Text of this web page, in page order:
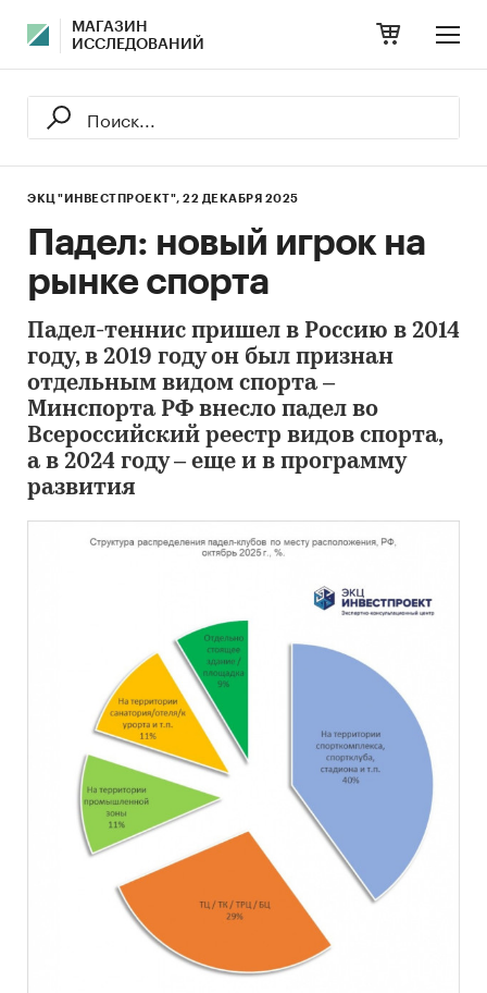
МАГАЗИН
ИССЛЕДОВАНИЙ
ЭКЦ "ИНВЕСТПРОЕКТ", 22 ДЕКАБРЯ 2025
Падел: новый игрок на
рынке спорта
Падел-теннис пришел в Россию в 2014
году, в 2019 году он был признан
отдельным видом спорта –
Минспорта РФ внесло падел во
Всероссийский реестр видов спорта,
а в 2024 году – еще и в программу
развития